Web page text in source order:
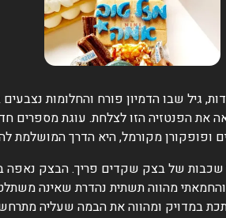
בילדות, גיל שבו הדמיון פורח
ופופקורן מקורמל, היא הדרך המושלמת
שכבות של בצק שקדים פריך. הבצק נאפה
מהווה תשתית נהדרת שאינה